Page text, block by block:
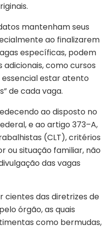
mantenham seus
ao finalizarem
específicas, podem
como cursos
essencial estar atento
de cada vaga.
ao disposto no
e ao artigo 373–A,
(CLT), critérios
ou situação familiar, não
das vagas
cientes das diretrizes de
órgão, as quais
como bermudas,